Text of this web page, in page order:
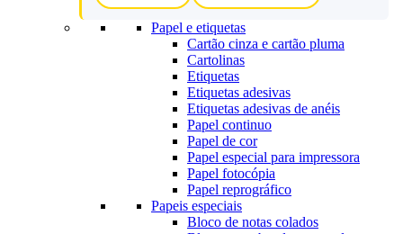
Papel e etiquetas
Cartão cinza e cartão pluma
Cartolinas
Etiquetas
Etiquetas adesivas
Etiquetas adesivas de anéis
Papel continuo
Papel de cor
Papel especial para impressora
Papel fotocópia
Papel reprográfico
Papeis especiais
Bloco de notas colados